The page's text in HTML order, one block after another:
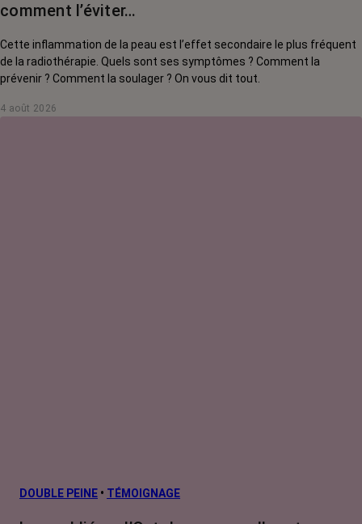
comment l’éviter…
Cette inflammation de la peau est l’effet secondaire le plus fréquent
de la radiothérapie. Quels sont ses symptômes ? Comment la
prévenir ? Comment la soulager ? On vous dit tout.
4 août 2026
DOUBLE PEINE • TÉMOIGNAGE